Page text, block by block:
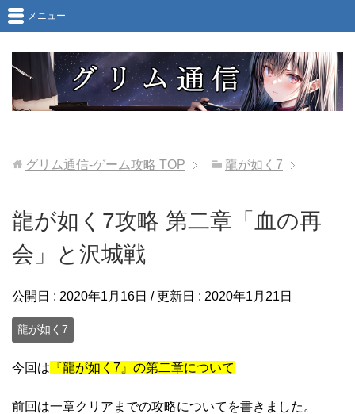
メニュー
グリム通信-ゲーム攻略 TOP 龍が如く7
龍が如く7攻略 第二章「血の再
会」と沢城戦
公開日 : 2020年1月16日 / 更新日 : 2020年1月21日
龍が如く7
今回は 『龍が如く7』の第二章について
前回は一章クリアまでの攻略についてを書きました。